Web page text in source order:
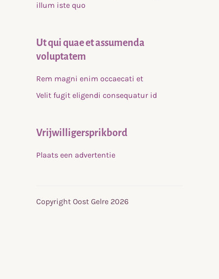
illum iste quo
Ut qui quae et assumenda
voluptatem
Rem magni enim occaecati et
Velit fugit eligendi consequatur id
Vrijwilligersprikbord
Plaats een advertentie
Copyright Oost Gelre 2026